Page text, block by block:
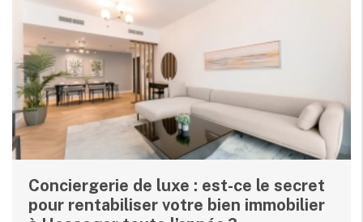
Conciergerie de luxe : est-ce le secret
pour rentabiliser votre bien immobilier